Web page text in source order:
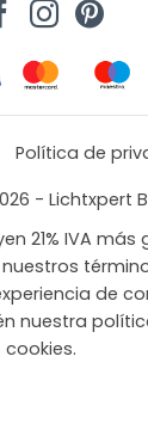
Política de
- Lichtxpert
21% IVA
de
nuestra
cookies.